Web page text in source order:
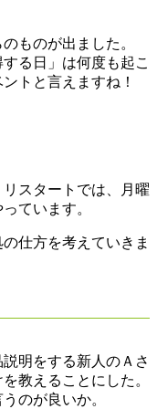
ものが出ました。
る日」は何度も起こ
トと言えますね！
スタートでは、月曜
ています。
仕方を考えていきま
明をする新人のＡさ
教えることにした。
のが良いか。